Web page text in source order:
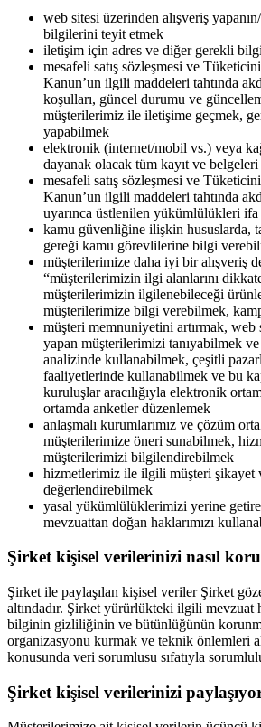
web sitesi üzerinden alışveriş
bilgilerini teyit etmek
iletişim için adres ve diğer gerekli
mesafeli satış sözleşmesi ve
Kanun’un ilgili maddeleri tahtında
koşulları, güncel durumu ve
müşterilerimiz ile iletişime geçmek,
yapabilmek
elektronik (internet/mobil vs.) veya
dayanak olacak tüm kayıt ve
mesafeli satış sözleşmesi ve
Kanun’un ilgili maddeleri tahtında
uyarınca üstlenilen yükümlülükleri ifa
kamu güvenliğine ilişkin hususlarda,
gereği kamu görevlilerine bilgi
müşterilerimize daha iyi bir alışveriş
“müşterilerimizin ilgi alanlarını
müşterilerimizin ilgilenebileceği
müşterilerimize bilgi verebilmek,
müşteri memnuniyetini artırmak, web
yapan müşterilerimizi tanıyabilmek
analizinde kullanabilmek, çeşitli
faaliyetlerinde kullanabilmek ve bu
kuruluşlar aracılığıyla elektronik
ortamda anketler düzenlemek
anlaşmalı kurumlarımız ve çözüm
müşterilerimize öneri sunabilmek,
müşterilerimizi bilgilendirebilmek
hizmetlerimiz ile ilgili müşteri şikayet
değerlendirebilmek
yasal yükümlülüklerimizi yerine
mevzuattan doğan haklarımızı
Şirket kişisel verilerinizi nasıl
Şirket ile paylaşılan kişisel veriler Şirket
altındadır. Şirket yürürlükteki ilgili mevzuat
bilginin gizliliğinin ve bütünlüğünün
organizasyonu kurmak ve teknik önlemleri
konusunda veri sorumlusu sıfatıyla
Şirket kişisel verilerinizi